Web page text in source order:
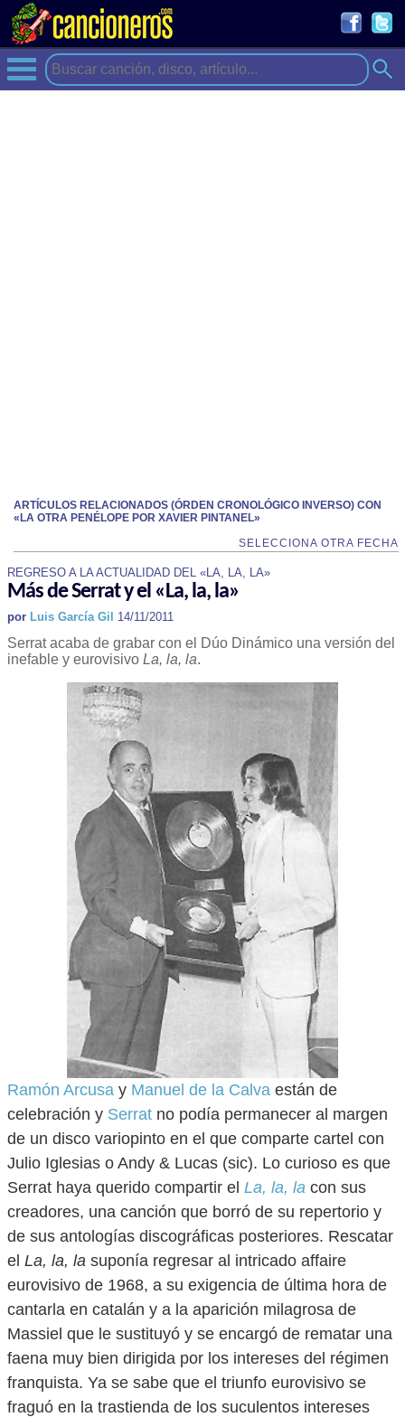
ARTÍCULOS RELACIONADOS (ÓRDEN CRONOLÓGICO INVERSO) CON
«LA OTRA PENÉLOPE POR XAVIER PINTANEL»
SELECCIONA OTRA FECHA
REGRESO A LA ACTUALIDAD DEL «LA, LA, LA»
Más de Serrat y el «La, la, la»
por Luis García Gil 14/11/2011
Serrat acaba de grabar con el Dúo Dinámico una versión del
inefable y eurovisivo La, la, la.
Ramón Arcusa y Manuel de la Calva están de
celebración y Serrat no podía permanecer al margen
de un disco variopinto en el que comparte cartel con
Julio Iglesias o Andy & Lucas (sic). Lo curioso es que
Serrat haya querido compartir el La, la, la con sus
creadores, una canción que borró de su repertorio y
de sus antologías discográficas posteriores. Rescatar
el La, la, la suponía regresar al intricado affaire
eurovisivo de 1968, a su exigencia de última hora de
cantarla en catalán y a la aparición milagrosa de
Massiel que le sustituyó y se encargó de rematar una
faena muy bien dirigida por los intereses del régimen
franquista. Ya se sabe que el triunfo eurovisivo se
fraguó en la trastienda de los suculentos intereses